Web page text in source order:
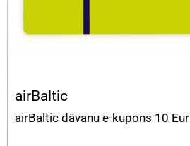
airBaltic
airBaltic dāvanu e-kupons 10 Eur